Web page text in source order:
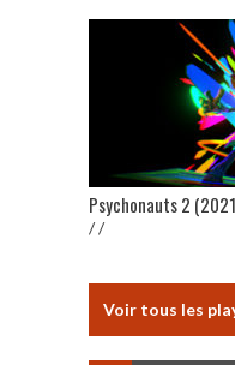
Psychonauts 2
/ /
Voir tous les